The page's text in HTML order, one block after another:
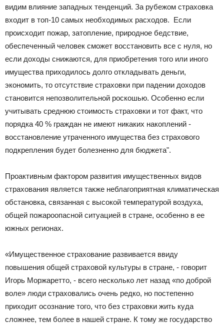
видим влияние западных тенденций. За рубежом страховка
входит в топ-10 самых необходимых расходов. Если
происходит пожар, затопление, природное бедствие,
обеспеченный человек сможет восстановить все с нуля, но
если доходы снижаются, для приобретения того или иного
имущества приходилось долго откладывать деньги,
экономить, то отсутствие страховки при падении доходов
становится непозволительной роскошью. Особенно если
учитывать среднюю стоимость страховки и тот факт, что
порядка 40 % граждан не имеют никаких накоплений -
восстановление утраченного имущества без страхового
подкрепления будет болезненно для бюджета".
Проактивным фактором развития имущественных видов
страхования является также неблагоприятная климатическая
обстановка, связанная с высокой температурой воздуха,
общей пожароопасной ситуацией в стране, особенно в ее
южных регионах.
«Имущественное страхование развивается ввиду
повышения общей страховой культуры в стране, - говорит
Игорь Моржаретто, - всего несколько лет назад «по доброй
воле» люди страховались очень редко, но постепенно
приходит осознание того, что без страховки жить куда
сложнее, тем более в нашей стране. К тому же государство